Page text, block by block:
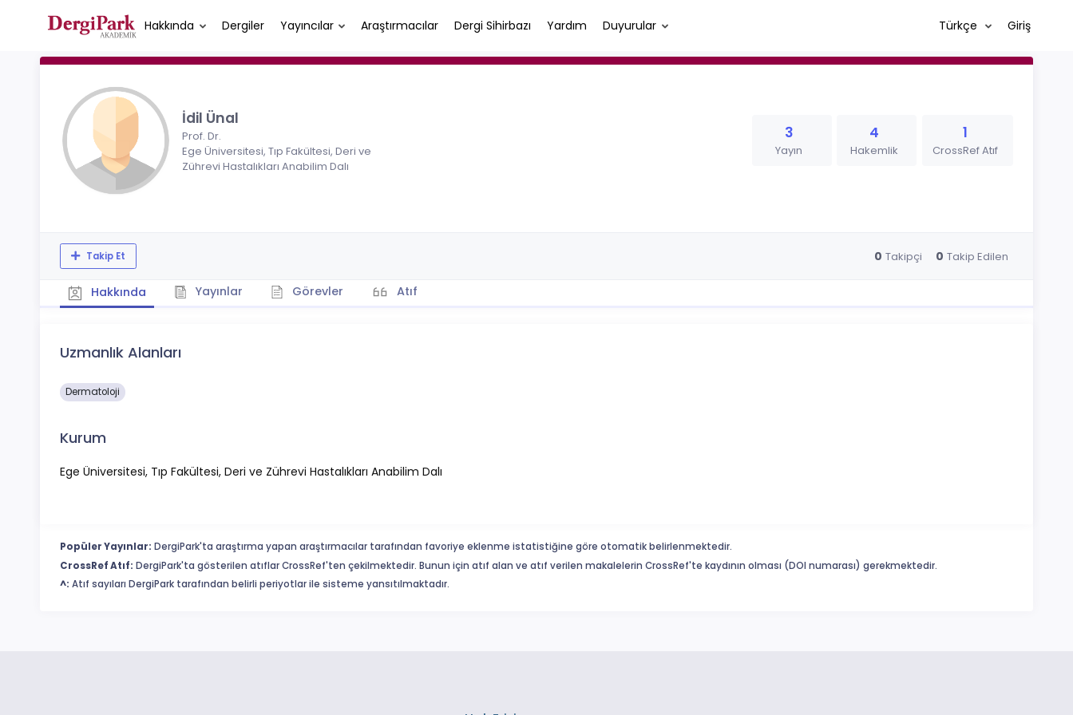
Hakkında Dergiler Yayıncılar Araştırmacılar Dergi Sihirbazı Yardım Duyurular Türkçe Giriş
İdil Ünal
Prof. Dr.
Ege Üniversitesi, Tıp Fakültesi, Deri ve
Zührevi Hastalıkları Anabilim Dalı
3
Yayın
4
Hakemlik
1
CrossRef Atıf
Takip Et 0 Takipçi 0 Takip Edilen
Hakkında Yayınlar Görevler Atıf
Uzmanlık Alanları
Dermatoloji
Kurum
Ege Üniversitesi, Tıp Fakültesi, Deri ve Zührevi Hastalıkları Anabilim Dalı
Popüler Yayınlar: DergiPark'ta araştırma yapan araştırmacılar tarafından favoriye eklenme istatistiğine göre otomatik belirlenmektedir.
CrossRef Atıf: DergiPark'ta gösterilen atıflar CrossRef'ten çekilmektedir. Bunun için atıf alan ve atıf verilen makalelerin CrossRef'te kaydının olması (DOI numarası) gerekmektedir.
^: Atıf sayıları DergiPark tarafından belirli periyotlar ile sisteme yansıtılmaktadır.